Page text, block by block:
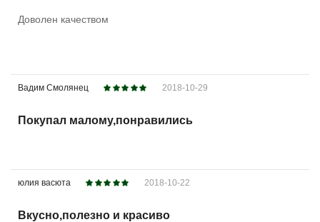
Доволен качеством
Вадим Смолянец 2018-10-29
Покупал малому,понравились
юлия васюта 2018-10-22
Вкусно,полезно и красиво